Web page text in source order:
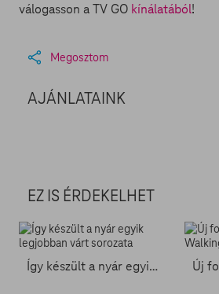
válogasson a TV GO kínálatából!
Megosztom
AJÁNLATAINK
EZ IS ÉRDEKELHET
Így készült a nyár egyik legjobban várt sorozata